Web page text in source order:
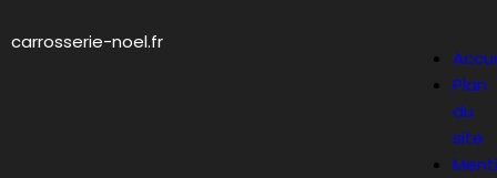
carrosserie-noel.fr
Plan
du
site